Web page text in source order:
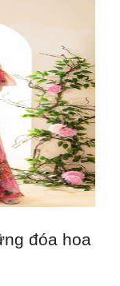
đóa hoa